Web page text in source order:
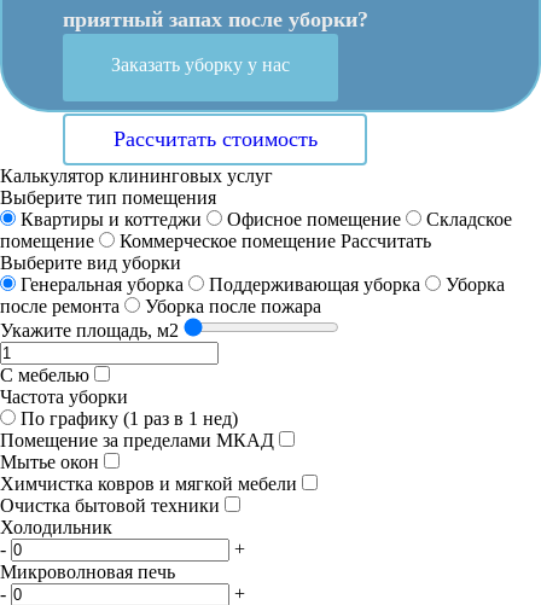
приятный запах после уборки?
Заказать уборку у нас
Рассчитать стоимость
Калькулятор клининговых услуг
Выберите тип помещения
Квартиры и коттеджи
Офисное помещение
Складское
помещение
Коммерческое помещение Рассчитать
Выберите вид уборки
Генеральная уборка
Поддерживающая уборка
Уборка
после ремонта
Уборка после пожара
Укажите площадь, м2
С мебелью
Частота уборки
По графику (1 раз в 1 нед)
Помещение за пределами МКАД
Мытье окон
Химчистка ковров и мягкой мебели
Очистка бытовой техники
Холодильник
-
+
Микроволновая печь
-
+